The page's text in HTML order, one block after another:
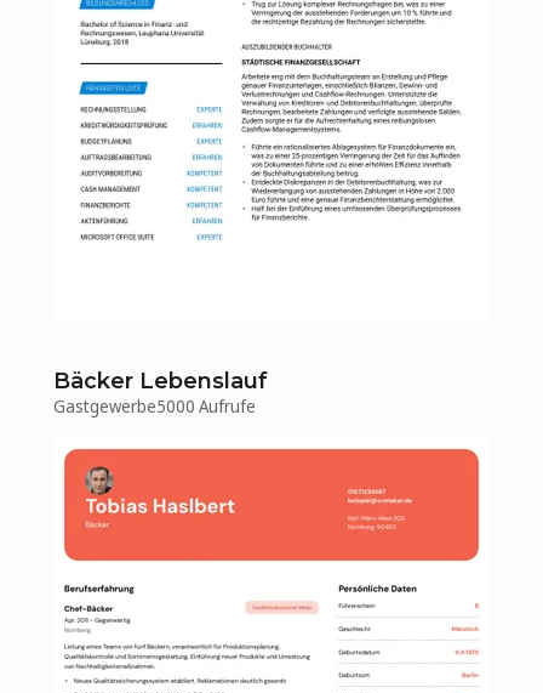
Bäcker Lebenslauf
Gastgewerbe5000 Aufrufe